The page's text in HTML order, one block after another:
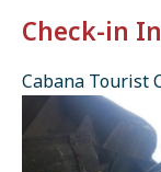
Check-in
Cabana Tourist